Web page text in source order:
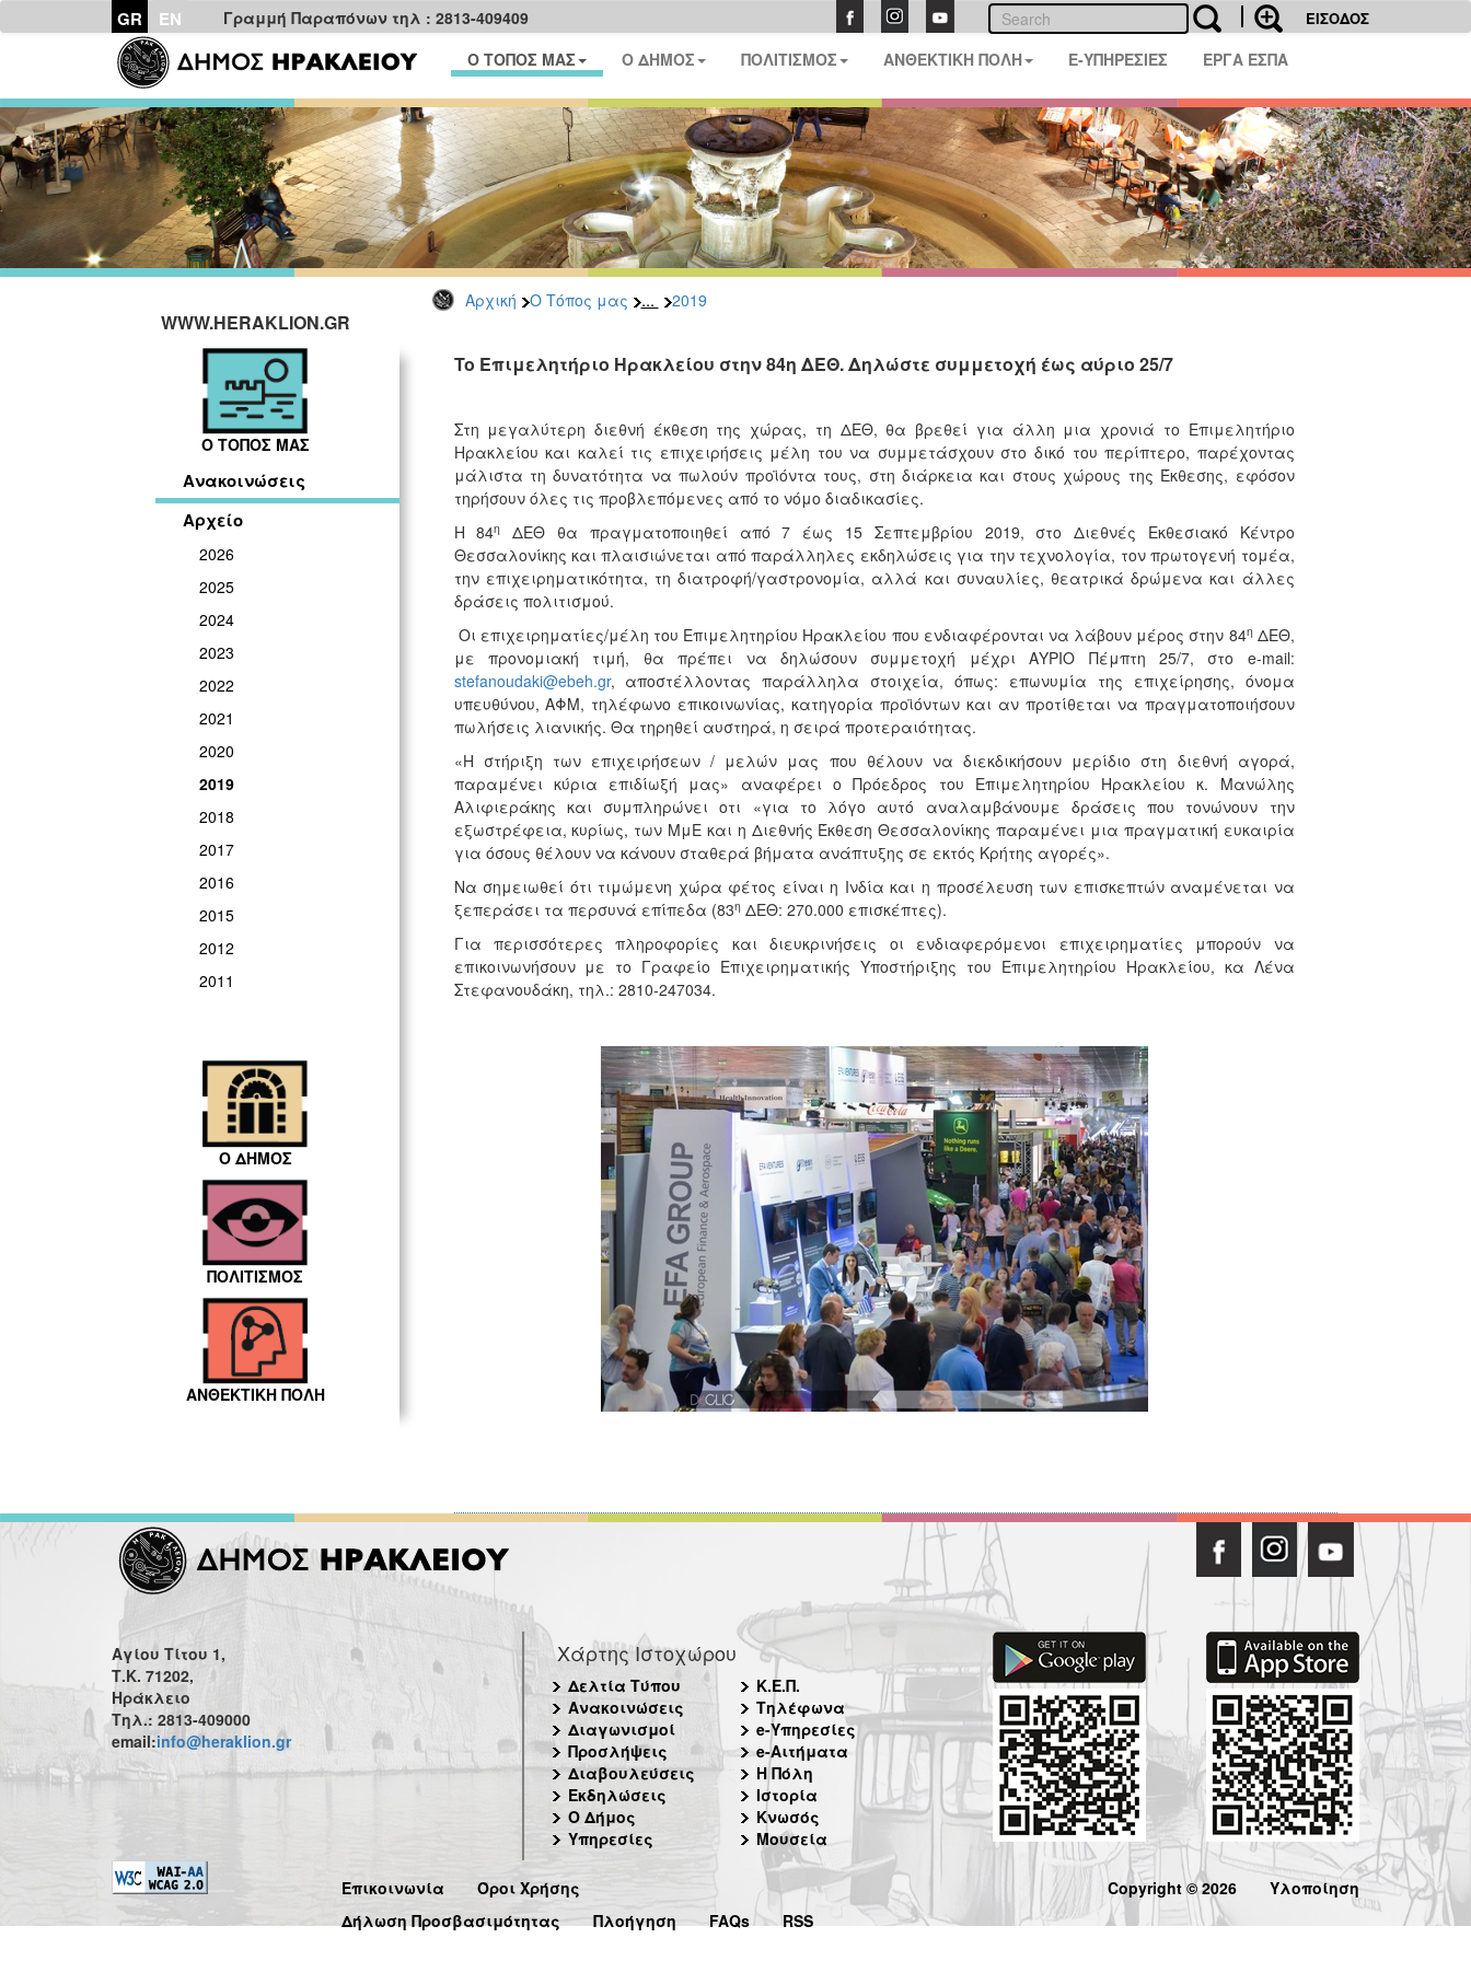
GR EN Γραμμή Παραπόνων τηλ : 2813-409409 ΕΙΣΟΔΟΣ
Ο ΤΟΠΟΣ ΜΑΣ Ο ΔΗΜΟΣ ΠΟΛΙΤΙΣΜΟΣ ΑΝΘΕΚΤΙΚΗ ΠΟΛΗ E-ΥΠΗΡΕΣΙΕΣ ΕΡΓΑ ΕΣΠΑ
Αρχική Ο Τόπος μας ... 2019
WWW.HERAKLION.GR
Ο ΤΟΠΟΣ ΜΑΣ
Ανακοινώσεις
Αρχείο
2026
2025
2024
2023
2022
2021
2020
2019
2018
2017
2016
2015
2012
2011
Ο ΔΗΜΟΣ
ΠΟΛΙΤΙΣΜΟΣ
ΑΝΘΕΚΤΙΚΗ ΠΟΛΗ
To Επιμελητήριο Ηρακλείου στην 84η ΔΕΘ. Δηλώστε συμμετοχή έως αύριο 25/7
Στη μεγαλύτερη διεθνή έκθεση της χώρας, τη ΔΕΘ, θα βρεθεί για άλλη μια χρονιά το Επιμελητήριο
Ηρακλείου και καλεί τις επιχειρήσεις μέλη του να συμμετάσχουν στο δικό του περίπτερο, παρέχοντας
μάλιστα τη δυνατότητα να πωλούν προϊόντα τους, στη διάρκεια και στους χώρους της Έκθεσης, εφόσον
τηρήσουν όλες τις προβλεπόμενες από το νόμο διαδικασίες.
Η 84η
ΔΕΘ θα πραγματοποιηθεί από 7 έως 15 Σεπτεμβρίου 2019, στο Διεθνές Εκθεσιακό Κέντρο
Θεσσαλονίκης και πλαισιώνεται από παράλληλες εκδηλώσεις για την τεχνολογία, τον πρωτογενή τομέα,
την επιχειρηματικότητα, τη διατροφή/γαστρονομία, αλλά και συναυλίες, θεατρικά δρώμενα και άλλες
δράσεις πολιτισμού.
Οι επιχειρηματίες/μέλη του Επιμελητηρίου Ηρακλείου που ενδιαφέρονται να λάβουν μέρος στην 84η ΔΕΘ,
με προνομιακή τιμή, θα πρέπει να δηλώσουν συμμετοχή μέχρι ΑΥΡΙΟ Πέμπτη 25/7, στο e-mail:
stefanoudaki@ebeh.gr, αποστέλλοντας παράλληλα στοιχεία, όπως: επωνυμία της επιχείρησης, όνομα
υπευθύνου, ΑΦΜ, τηλέφωνο επικοινωνίας, κατηγορία προϊόντων και αν προτίθεται να πραγματοποιήσουν
πωλήσεις λιανικής. Θα τηρηθεί αυστηρά, η σειρά προτεραιότητας.
«Η στήριξη των επιχειρήσεων / μελών μας που θέλουν να διεκδικήσουν μερίδιο στη διεθνή αγορά,
παραμένει κύρια επιδίωξή μας» αναφέρει ο Πρόεδρος του Επιμελητηρίου Ηρακλείου κ. Μανώλης
Αλιφιεράκης και συμπληρώνει οτι «για το λόγο αυτό αναλαμβάνουμε δράσεις που τονώνουν την
εξωστρέφεια, κυρίως, των ΜμΕ και η Διεθνής Έκθεση Θεσσαλονίκης παραμένει μια πραγματική ευκαιρία
για όσους θέλουν να κάνουν σταθερά βήματα ανάπτυξης σε εκτός Κρήτης αγορές».
Να σημειωθεί ότι τιμώμενη χώρα φέτος είναι η Ινδία και η προσέλευση των επισκεπτών αναμένεται να
ξεπεράσει τα περσυνά επίπεδα (83η ΔΕΘ: 270.000 επισκέπτες).
Για περισσότερες πληροφορίες και διευκρινήσεις οι ενδιαφερόμενοι επιχειρηματίες μπορούν να
επικοινωνήσουν με το Γραφείο Επιχειρηματικής Υποστήριξης του Επιμελητηρίου Ηρακλείου, κα Λένα
Στεφανουδάκη, τηλ.: 2810-247034.
Αγίου Τίτου 1,
Τ.Κ. 71202,
Ηράκλειο
Τηλ.: 2813-409000
email:info@heraklion.gr
Χάρτης Ιστοχώρου
Δελτία Τύπου
Ανακοινώσεις
Διαγωνισμοί
Προσλήψεις
Διαβουλεύσεις
Εκδηλώσεις
Ο Δήμος
Υπηρεσίες
Κ.Ε.Π.
Τηλέφωνα
e-Υπηρεσίες
e-Αιτήματα
Η Πόλη
Ιστορία
Κνωσός
Μουσεία
Επικοινωνία
Όροι Χρήσης
Δήλωση Προσβασιμότητας
Πλοήγηση FAQs RSS
Copyright © 2026 Υλοποίηση